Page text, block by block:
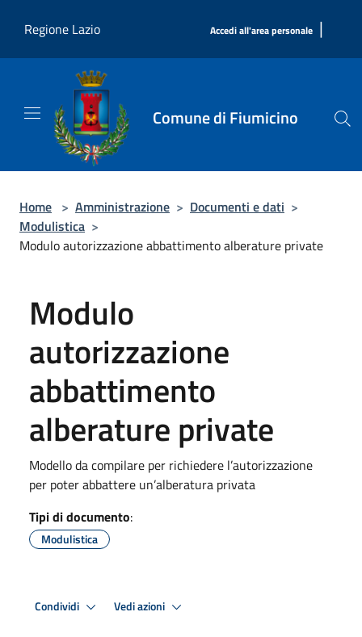
Regione Lazio
Accedi all'area personale |
Comune di Fiumicino
Home > Amministrazione > Documenti e dati >
Modulistica >
Modulo autorizzazione abbattimento alberature private
Modulo
autorizzazione
abbattimento
alberature private
Modello da compilare per richiedere l’autorizzazione
per poter abbattere un’alberatura privata
Tipi di documento:
Modulistica
Condividi Vedi azioni